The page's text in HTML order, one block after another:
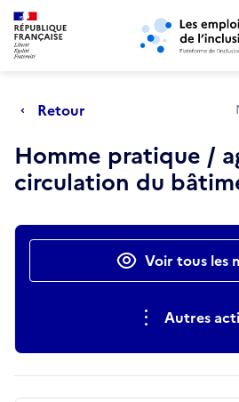
Aller au menu principal Aller au
Retour
Homme pratique /
circulation du
Actions rapidesVoir tous les
Autres
Retour au début de la page
Panneau de gestion des cookies